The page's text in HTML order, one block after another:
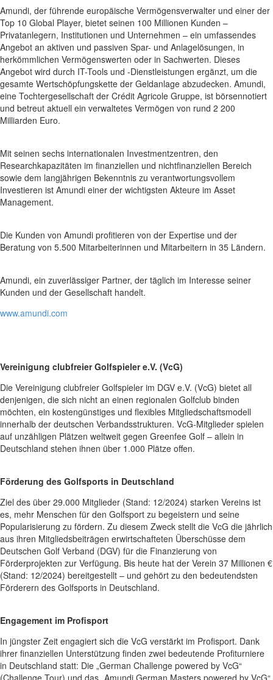
Amundi, der führende europäische Vermögensverwalter und einer der
Top 10 Global Player, bietet seinen 100 Millionen Kunden –
Privatanlegern, Institutionen und Unternehmen – ein umfassendes
Angebot an aktiven und passiven Spar- und Anlagelösungen, in
herkömmlichen Vermögenswerten oder in Sachwerten. Dieses
Angebot wird durch IT-Tools und -Dienstleistungen ergänzt, um die
gesamte Wertschöpfungskette der Geldanlage abzudecken. Amundi,
eine Tochtergesellschaft der Crédit Agricole Gruppe, ist börsennotiert
und betreut aktuell ein verwaltetes Vermögen von rund 2 200
Milliarden Euro.
Mit seinen sechs internationalen Investmentzentren, den
Researchkapazitäten im finanziellen und nichtfinanziellen Bereich
sowie dem langjährigen Bekenntnis zu verantwortungsvollem
Investieren ist Amundi einer der wichtigsten Akteure im Asset
Management.
Die Kunden von Amundi profitieren von der Expertise und der
Beratung von 5.500 Mitarbeiterinnen und Mitarbeitern in 35 Ländern.
Amundi, ein zuverlässiger Partner, der täglich im Interesse seiner
Kunden und der Gesellschaft handelt.
www.amundi.com
Vereinigung clubfreier Golfspieler e.V. (VcG)
Die Vereinigung clubfreier Golfspieler im DGV e.V. (VcG) bietet all
denjenigen, die sich nicht an einen regionalen Golfclub binden
möchten, ein kostengünstiges und flexibles Mitgliedschaftsmodell
innerhalb der deutschen Verbandsstrukturen. VcG-Mitglieder spielen
auf unzähligen Plätzen weltweit gegen Greenfee Golf – allein in
Deutschland stehen ihnen über 1.000 Plätze offen.
Förderung des Golfsports in Deutschland
Ziel des über 29.000 Mitglieder (Stand: 12/2024) starken Vereins ist
es, mehr Menschen für den Golfsport zu begeistern und seine
Popularisierung zu fördern. Zu diesem Zweck stellt die VcG die jährlich
aus ihren Mitgliedsbeiträgen erwirtschafteten Überschüsse dem
Deutschen Golf Verband (DGV) für die Finanzierung von
Förderprojekten zur Verfügung. Bis heute hat der Verein 37 Millionen €
(Stand: 12/2024) bereitgestellt – und gehört zu den bedeutendsten
Förderern des Golfsports in Deutschland.
Engagement im Profisport
In jüngster Zeit engagiert sich die VcG verstärkt im Profisport. Dank
ihrer finanziellen Unterstützung finden zwei bedeutende Profiturniere
in Deutschland statt: Die „German Challenge powered by VcG“
(Challenge Tour) und das „Amundi German Masters powered by VcG“